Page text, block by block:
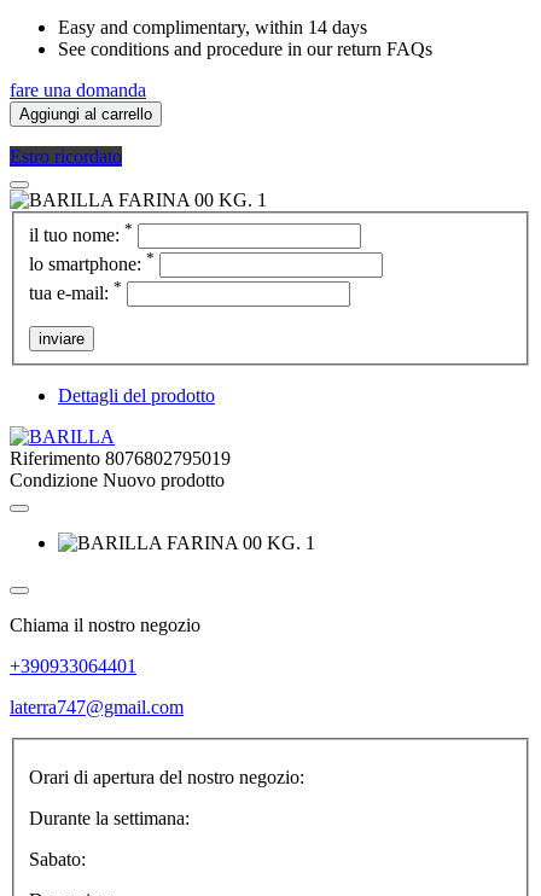
Easy and complimentary, within 14 days
See conditions and procedure in our return FAQs
fare una domanda
Aggiungi al carrello
Estro ricordato
il tuo nome: *
lo smartphone: *
tua e-mail: *
inviare
Dettagli del prodotto
Riferimento 8076802795019
Condizione Nuovo prodotto
Chiama il nostro negozio
+390933064401
laterra747@gmail.com
Orari di apertura del nostro negozio:
Durante la settimana:
Sabato: